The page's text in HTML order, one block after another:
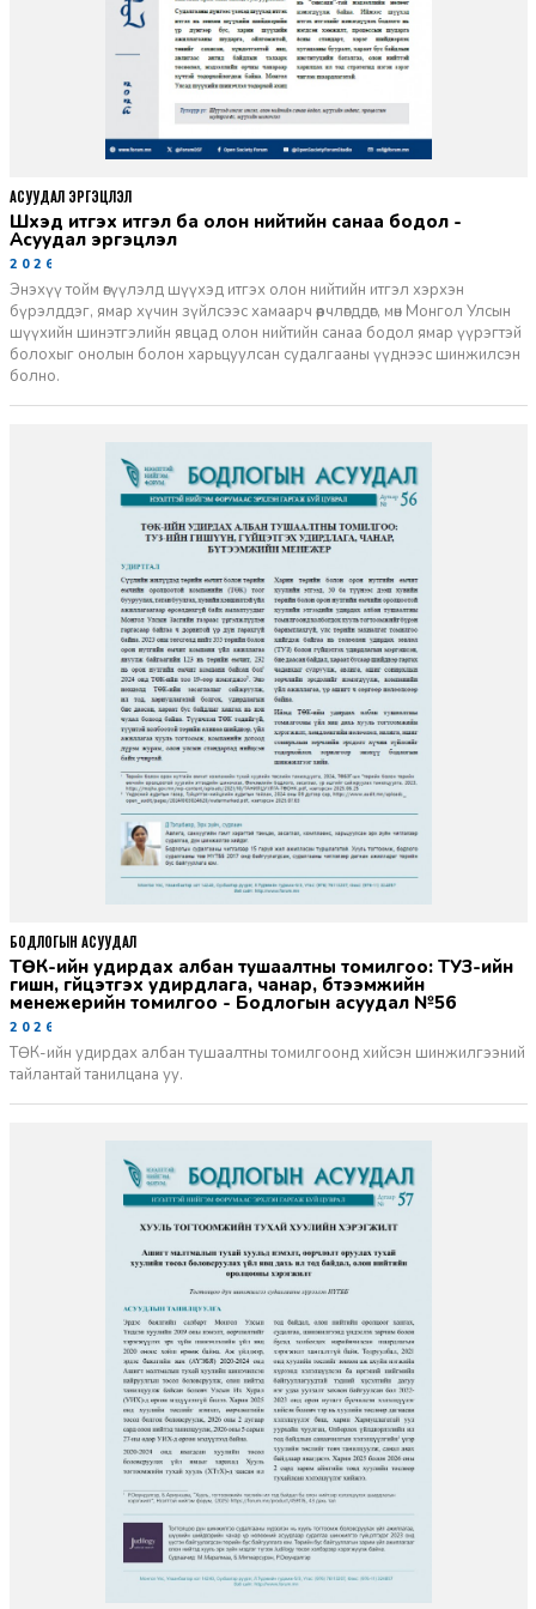
Шүүхэд итгэх итгэл ба олон нийтийн санаа бодол -
Асуудал эргэцүүлэл
2026-06-11
Энэхүү тойм өгүүлэлд шүүхэд итгэх олон нийтийн итгэл хэрхэн
бүрэлддэг, ямар хүчин зүйлсээс хамаарч өөрчлөгддөг, мөн Монгол Улсын
шүүхийн шинэтгэлийн явцад олон нийтийн санаа бодол ямар үүрэгтэй
болохыг онолын болон харьцуулсан судалгааны үүднээс шинжилсэн
болно.
АСУУДАЛ ЭРГЭЦҮҮЛЭЛ
ТӨК-ийн удирдах албан тушаалтны томилгоо: ТУЗ-ийн
гишүүн, гүйцэтгэх удирдлага, чанар, бүтээмжийн
менежерийн томилгоо - Бодлогын асуудал №56
2026-06-02
ТӨК-ийн удирдах албан тушаалтны томилгоонд хийсэн шинжилгээний
тайлантай танилцана уу.
БОДЛОГЫН АСУУДАЛ